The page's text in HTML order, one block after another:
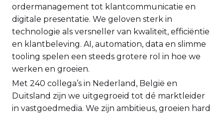
ordermanagement tot klantcommunicatie en
digitale presentatie. We geloven sterk in
technologie als versneller van kwaliteit, efficiëntie
en klantbeleving. AI, automation, data en slimme
tooling spelen een steeds grotere rol in hoe we
werken en groeien.
Met 240 collega’s in Nederland, België en
Duitsland zijn we uitgegroeid tot dé marktleider
in vastgoedmedia. We zijn ambitieus, groeien hard